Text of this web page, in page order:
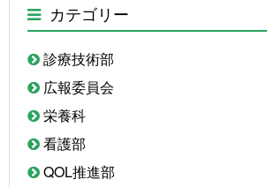
カテゴリー
診療技術部
広報委員会
栄養科
看護部
QOL推進部